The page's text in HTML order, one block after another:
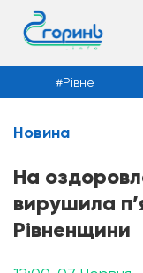
Новини
Рівне
Новина
На
вирушила
Рівненщини